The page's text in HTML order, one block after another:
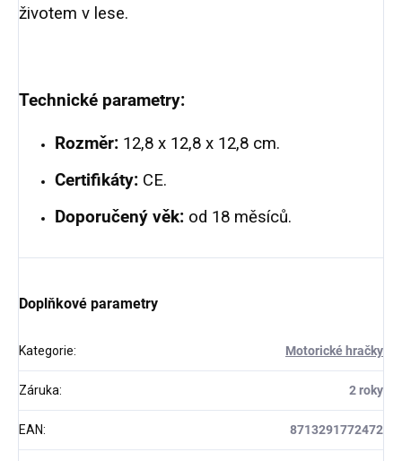
životem v lese.
Technické parametry:
Rozměr: 12,8 x 12,8 x 12,8 cm.
Certifikáty: CE.
Doporučený věk: od 18 měsíců.
Doplňkové parametry
Kategorie: Motorické hračky
Záruka: 2 roky
EAN: 8713291772472